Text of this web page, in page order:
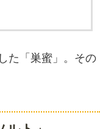
た「巣蜜」。その